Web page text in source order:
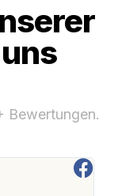
Bewertungen.